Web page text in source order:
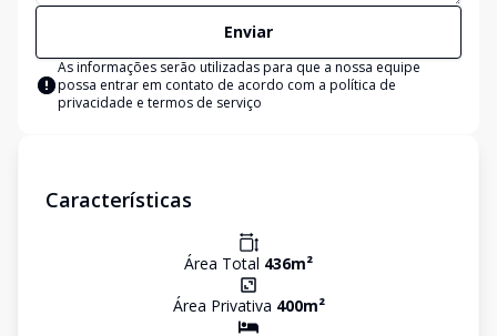
Enviar
As informações serão utilizadas para que a nossa equipe
possa entrar em contato de acordo com a política de
privacidade e termos de serviço
Características
Área Total 436m²
Área Privativa 400m²